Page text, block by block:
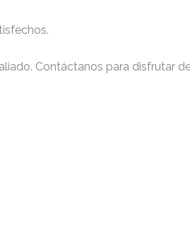
Contáctanos para disfrutar